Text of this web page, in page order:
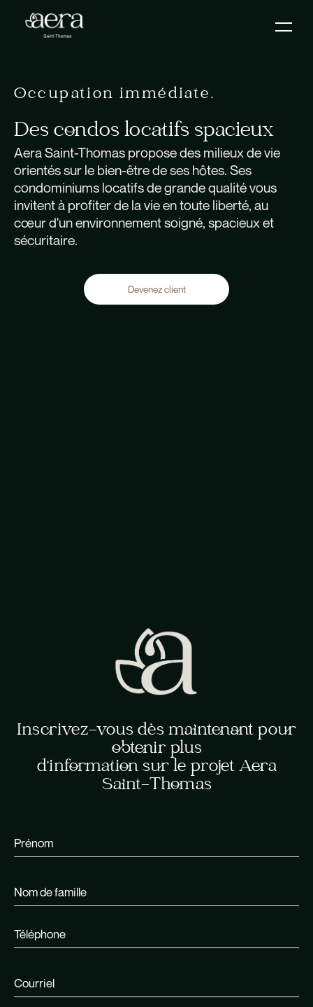
Occupation immédiate.
Des condos locatifs spacieux
Aera Saint-Thomas propose des milieux de vie
orientés sur le bien-être de ses hôtes. Ses
condominiums locatifs de grande qualité vous
invitent à profiter de la vie en toute liberté, au
cœur d'un environnement soigné, spacieux et
sécuritaire.
Devenez client
Inscrivez-vous dès maintenant pour
obtenir plus
d'information sur le projet Aera
Saint-Thomas